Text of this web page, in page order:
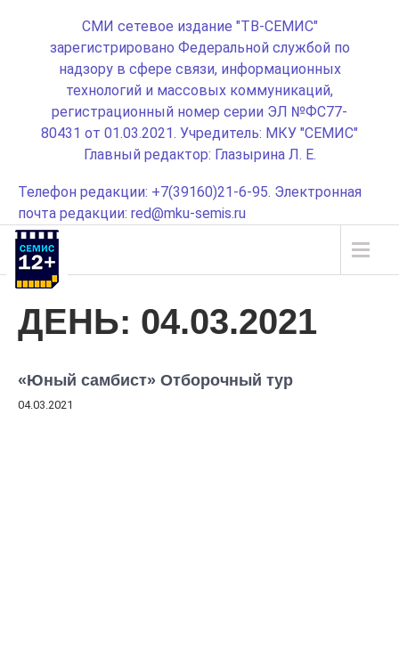
СМИ сетевое издание "ТВ-СЕМИС"
зарегистрировано Федеральной службой по
надзору в сфере связи, информационных
технологий и массовых коммуникаций,
регистрационный номер серии ЭЛ №ФС77-
80431 от 01.03.2021. Учредитель: МКУ "СЕМИС"
Главный редактор: Глазырина Л. Е.
Телефон редакции: +7(39160)21-6-95. Электронная
почта редакции: red@mku-semis.ru
ДЕНЬ: 04.03.2021
«Юный самбист» Отборочный тур
04.03.2021